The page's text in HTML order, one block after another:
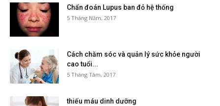
Chẩn đoán Lupus ban đỏ hệ thống
5 Tháng Năm, 2017
Cách chăm sóc và quản lý sức khỏe người
cao tuổi...
5 Tháng Tám, 2017
thiếu máu dinh dưỡng